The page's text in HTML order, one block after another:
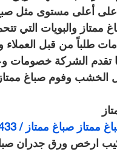
أعلى مستوى مثل
ممتاز والبويات التي
طلباً من قبل
تقدم الشركة خصومات
الخشب وفوم صباغ ممتاز
/ 66874433 / خدمة 24 ساعة
ارخص ورق جدران